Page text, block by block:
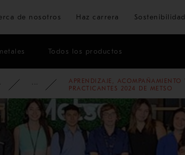
Ir al contenido principal
de nosotros Haz carrera Sostenibilidad
Todos los productos
CORPORATIVA
DE COMUNICACIÓN
NOTICIAS 2024
APRENDIZAJE,
PRACTICANTES 2024 DE METSO